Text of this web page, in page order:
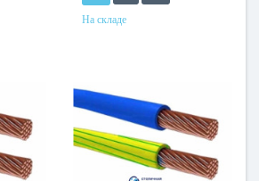
На складе
4 мм²
Кол-во жил
1
Наличие экрана